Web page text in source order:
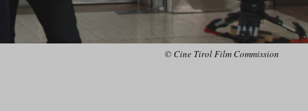
© Cine Tirol Film Commission